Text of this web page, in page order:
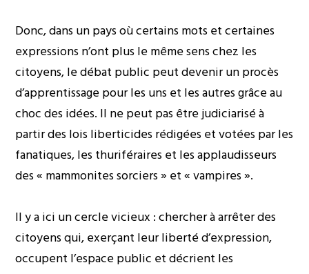
Donc, dans un pays où certains mots et certaines
expressions n’ont plus le même sens chez les
citoyens, le débat public peut devenir un procès
d’apprentissage pour les uns et les autres grâce au
choc des idées. Il ne peut pas être judiciarisé à
partir des lois liberticides rédigées et votées par les
fanatiques, les thuriféraires et les applaudisseurs
des « mammonites sorciers » et « vampires ».
Il y a ici un cercle vicieux : chercher à arrêter des
citoyens qui, exerçant leur liberté d’expression,
occupent l’espace public et décrient les